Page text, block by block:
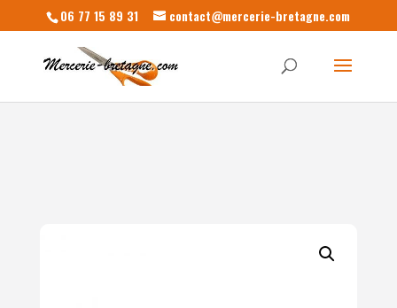
06 77 15 89 31 contact@mercerie-bretagne.com